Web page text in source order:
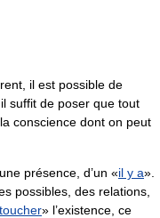
il est possible de
suffit de poser que tout
conscience dont on peut
présence, d’un «il y a».
possibles, des relations,
toucher» l’existence, ce